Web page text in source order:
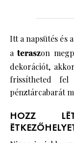
Itt a napsütés és
ateraszon
dekorációt,
frissítheted
pénztárcabarát
HOZZ